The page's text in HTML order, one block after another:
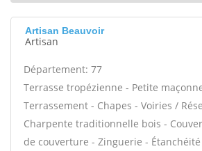
Artisan Beauvoir
Artisan
Département: 77
Terrasse tropézienne - Petite
Terrassement - Chapes - Voiries /
Charpente traditionnelle bois -
de couverture - Zinguerie -